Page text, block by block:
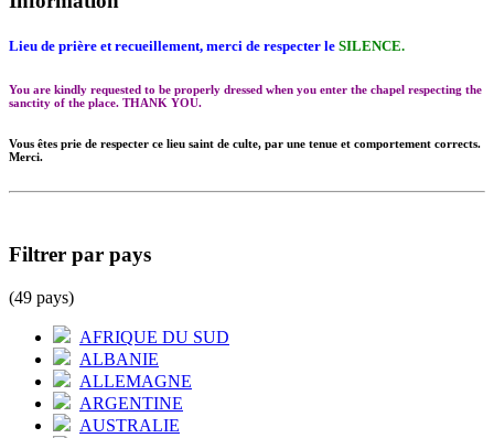
Lieu de prière et recueillement, merci de respecter le SILENCE.
You are kindly requested to be properly dressed when you enter the chapel respecting the
sanctity of the place. THANK YOU.
Vous êtes prie de respecter ce lieu saint de culte, par une tenue et comportement corrects.
Merci.
Filtrer par pays
(49 pays)
AFRIQUE DU SUD
ALBANIE
ALLEMAGNE
ARGENTINE
AUSTRALIE